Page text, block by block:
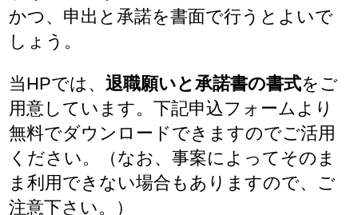
かつ、申出と承諾を書面で行うとよいで
しょう。
当HPでは、退職願いと承諾書の書式をご
用意しています。下記申込フォームより
無料でダウンロードできますのでご活用
ください。（なお、事案によってそのま
ま利用できない場合もありますので、ご
注意下さい。）